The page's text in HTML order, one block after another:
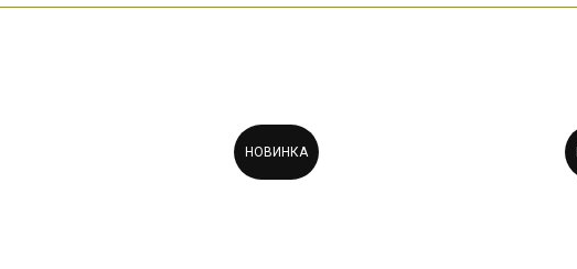
НОВИНКА